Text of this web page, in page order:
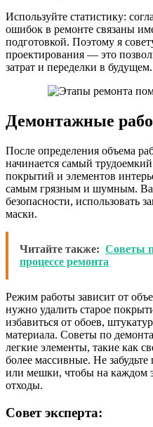
Используйте статистику:
ошибок в ремонте связаны
подготовкой. Поэтому я
проектирования — это
затрат и переделки в будущем.
Демонтажные
После определения объема
начинается самый
покрытий и элементов
самым грязным и шумным.
безопасности, использовать
маски.
Читайте также: Советы
процессе ремонта
Режим работы зависит от
нужно удалить старое
избавиться от обоев,
материала. Советы по
легкие элементы, такие как
более массивные. Не
или мешки, чтобы на каждом
отходы.
Совет эксперта: